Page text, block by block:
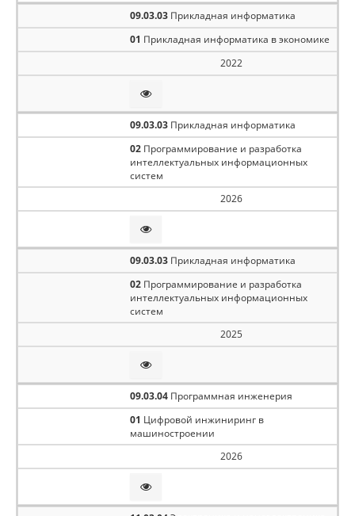
09.03.03 Прикладная информатика
01 Прикладная информатика в экономике
2022
09.03.03 Прикладная информатика
02 Программирование и разработка
интеллектуальных информационных
систем
2026
09.03.03 Прикладная информатика
02 Программирование и разработка
интеллектуальных информационных
систем
2025
09.03.04 Программная инженерия
01 Цифровой инжиниринг в
машиностроении
2026